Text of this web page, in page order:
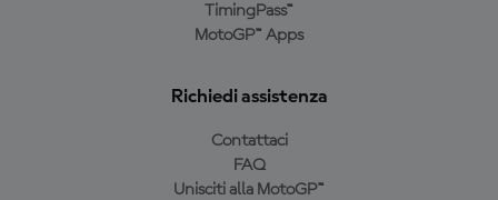
TimingPass™
MotoGP™ Apps
Richiedi assistenza
Contattaci
FAQ
Unisciti alla MotoGP™